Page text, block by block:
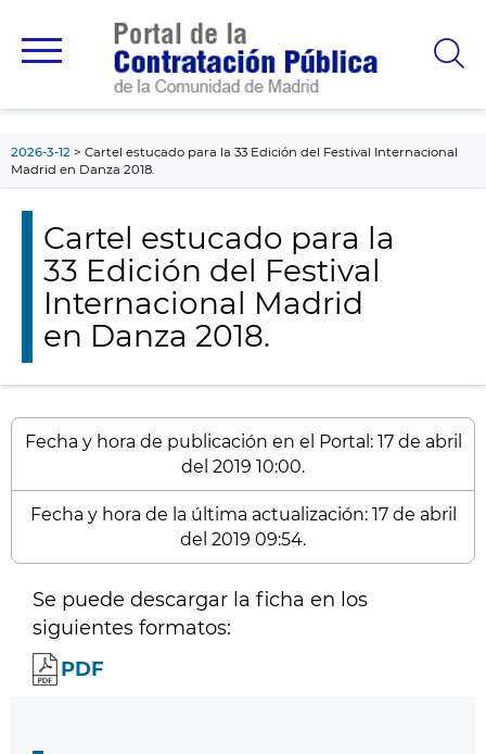
principal
2026-3-12
Cartel estucado para la 33 Edición del Festival Internacional
Madrid en Danza 2018.
Cartel estucado para la
33 Edición del Festival
Internacional Madrid
en Danza 2018.
Fecha y hora de publicación en el Portal: 17 de abril
del 2019 10:00.
Fecha y hora de la última actualización: 17 de abril
del 2019 09:54.
Se puede descargar la ficha en los
siguientes formatos:
PDF